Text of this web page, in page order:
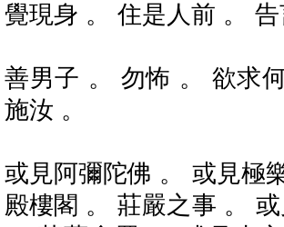
覺現身 。 住是人前 。 告
善男子 。 勿怖 。 欲求
施汝 。
或見阿彌陀佛 。 或見極
殿樓閣 。 莊嚴之事 。